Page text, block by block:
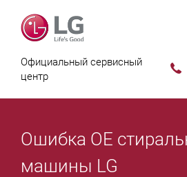
Официальный сервисный
центр
Ошибка OE
машины LG